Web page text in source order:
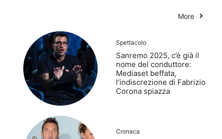
More
Spettacolo
Sanremo 2025, c’è già il
nome del conduttore:
Mediaset beffata,
l’indiscrezione di Fabrizio
Corona spiazza
Cronaca